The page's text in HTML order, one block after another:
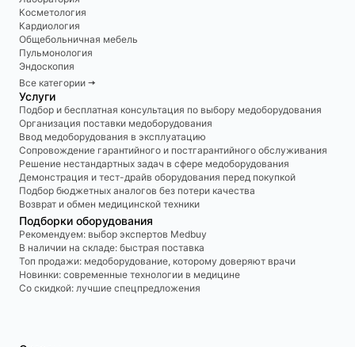
Косметология
Кардиология
Общебольничная мебель
Пульмонология
Эндоскопия
Все категории 🠆
Услуги
Подбор и бесплатная консультация по выбору медоборудования
Организация поставки медоборудования
Ввод медоборудования в эксплуатацию
Сопровождение гарантийного и постгарантийного обслуживания
Решение нестандартных задач в сфере медоборудования
Демонстрация и тест-драйв оборудования перед покупкой
Подбор бюджетных аналогов без потери качества
Возврат и обмен медицинской техники
Подборки оборудования
Рекомендуем: выбор экспертов Medbuy
В наличии на складе: быстрая поставка
Топ продажи: медоборудование, которому доверяют врачи
Новинки: современные технологии в медицине
Со скидкой: лучшие спецпредложения